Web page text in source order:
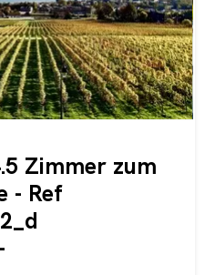
zu senken oder Ihre
im Dachgeschoss. Ein
sich wie folgt
Zimmer zum
- Ref